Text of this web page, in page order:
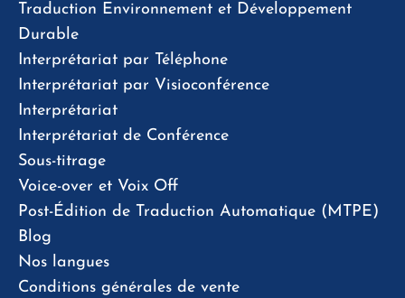
Traduction Environnement et Développement
Durable
Interprétariat par Téléphone
Interprétariat par Visioconférence
Interprétariat
Interprétariat de Conférence
Sous-titrage
Voice-over et Voix Off
Post-Édition de Traduction Automatique (MTPE)
Blog
Nos langues
Conditions générales de vente